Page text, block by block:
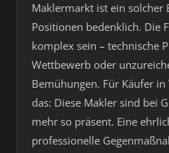
Maklermarkt ist ein solcher
Positionen bedenklich. Die
komplex sein – technische
Wettbewerb oder
Bemühungen. Für Käufer
das: Diese Makler sind bei
mehr so präsent. Eine
professionelle